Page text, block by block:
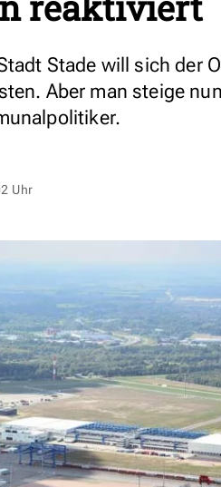
Stade will sich der
Aber man steige
Uhr